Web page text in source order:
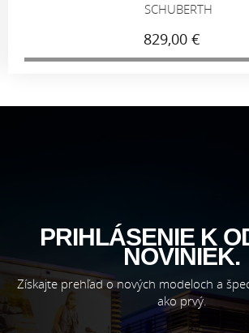
SCHUBERTH
829,00 €
PRIHLÁSENIE K
NOVINIEK.
Získajte prehľad o nových modeloch a
ako prvý.